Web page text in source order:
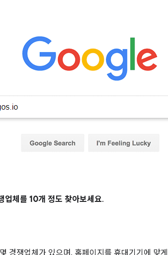
업체를 10개 정도 찾아보세요.
경쟁업체가 있으며, 홈페이지를 휴대기기에 맞